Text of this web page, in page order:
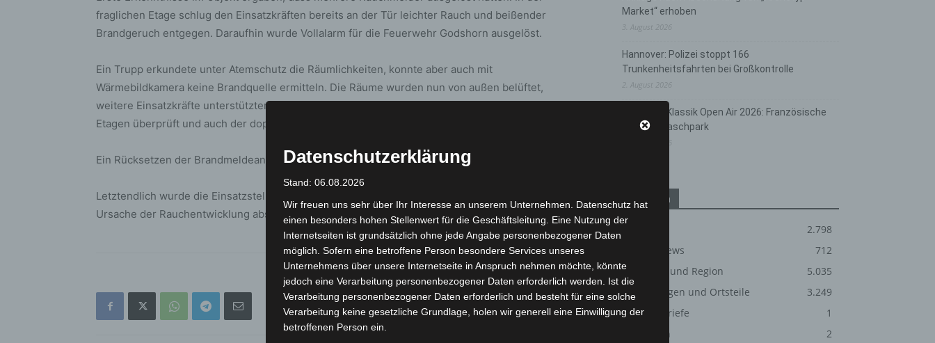
fraglichen Etage schlug den Einsatzkräften bereits an der Tür leichter Rauch und beißender
Brandgeruch entgegen. Daraufhin wurde Vollalarm für die Feuerwehr Godshorn ausgelöst.
Ein Trupp erkundete unter Atemschutz die Räumlichkeiten, konnte aber auch mit
Wärmebildkamera keine Brandquelle ermitteln. Die Räume wurden nun von außen belüftet,
weitere Einsatzkräfte unterstützten die Suche. Es wurden sämtliche Räumlichkeiten in zwei
Etagen überprüft und auch der doppelte Boden teilweise geöffnet, ohne Erfolg.
Ein Rücksetzen der Brandmeldeanlage führte danach auch nicht zu einem erneuten Auslösen.
Letztendlich wurde die Einsatzstelle an Vertreter des Betreibers übergeben, ohne dass sich die
Ursache der Rauchentwicklung abschließend ermitteln ließ.
Market“ erhoben
3. August 2026
Hannover: Polizei stoppt 166
Trunkenheitsfahrten bei Großkontrolle
2. August 2026
Hannover Klassik Open Air 2026: Französische
Oper im Maschpark
Kategorien
2.798
Corona-News
712
Hannover und Region
5.035
Langenhagen und Ortsteile
3.249
Leserbriefe
1
Menschen
2
Datenschutzerklärung
Stand: 06.08.2026
Wir freuen uns sehr über Ihr Interesse an unserem Unternehmen. Datenschutz hat
einen besonders hohen Stellenwert für die Geschäftsleitung. Eine Nutzung der
Internetseiten ist grundsätzlich ohne jede Angabe personenbezogener Daten
möglich. Sofern eine betroffene Person besondere Services unseres
Unternehmens über unsere Internetseite in Anspruch nehmen möchte, könnte
jedoch eine Verarbeitung personenbezogener Daten erforderlich werden. Ist die
Verarbeitung personenbezogener Daten erforderlich und besteht für eine solche
Verarbeitung keine gesetzliche Grundlage, holen wir generell eine Einwilligung der
betroffenen Person ein.